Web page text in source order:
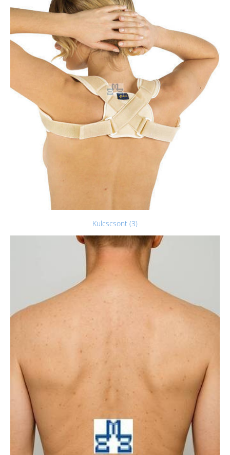
Kulcscsont (3)